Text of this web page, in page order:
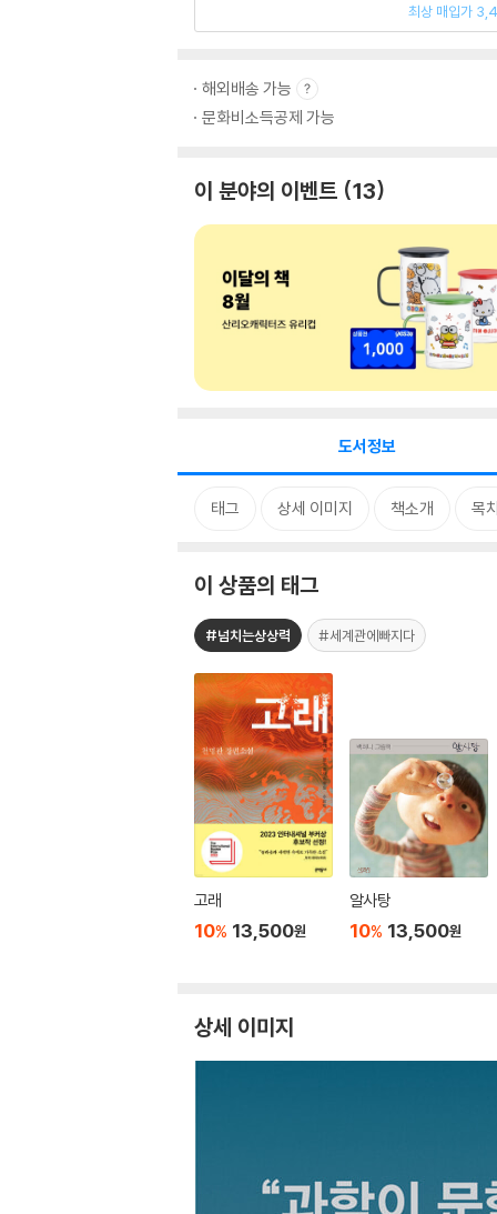
최상 매입가
해외배송 가능
문화비소득공제 가능
이 분야의 이벤트 13
도서정보
태그 상세 이미지 책소개 목
이 상품의 태그
#넘치는상상력 #세계관에빠지다
고래
10% 13,500원
알사탕
10% 13,500원
상세 이미지